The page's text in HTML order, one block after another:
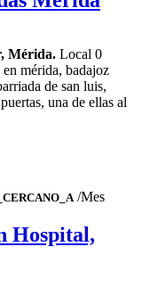
Mérida. Local 0
mérida, badajoz
de san luis,
una de ellas al
/Mes
Hospital,